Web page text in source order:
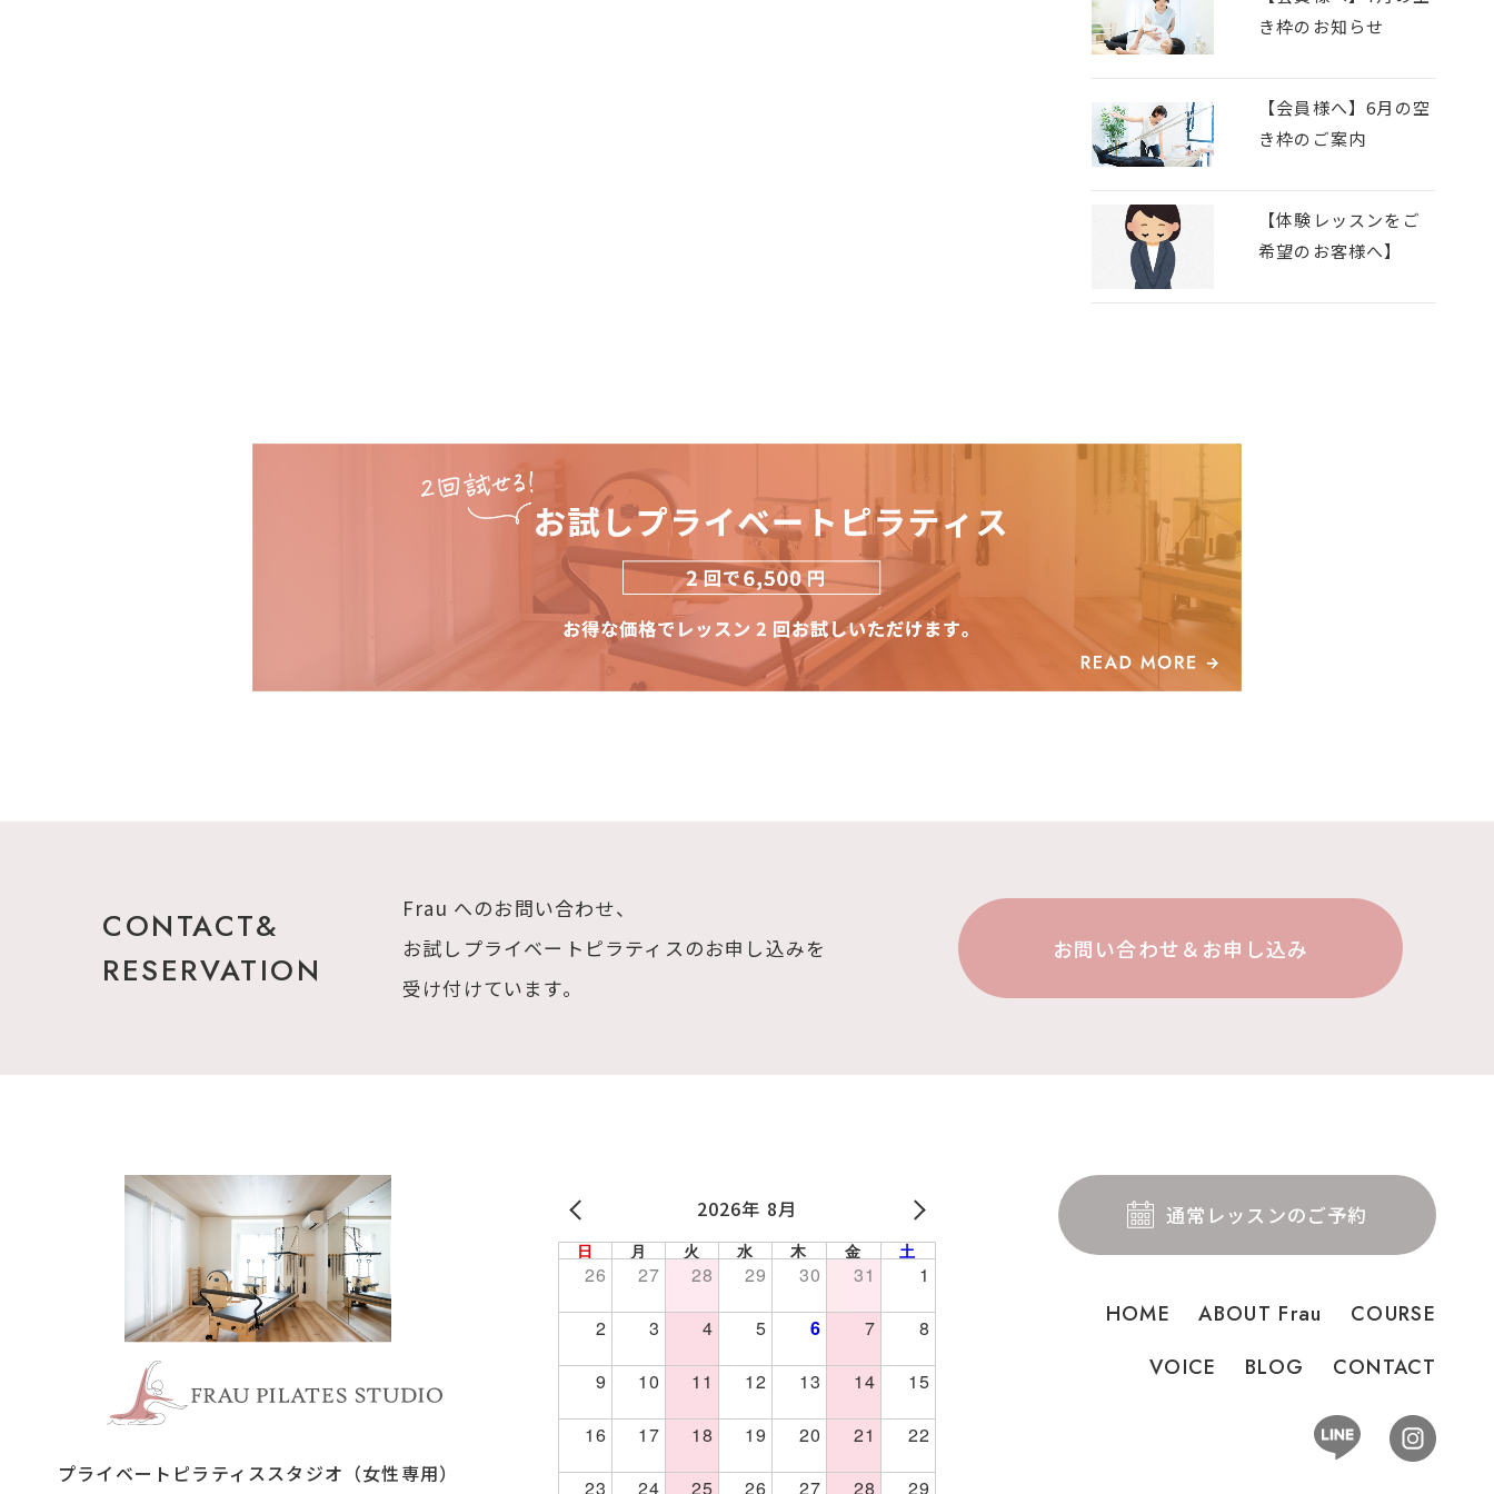
き枠のお知らせ
【会員様へ】6月の空
き枠のご案内
【体験レッスンをご
希望のお客様へ】
CONTACT&
RESERVATION
Frau へのお問い合わせ、
お試しプライベートピラティスのお申し込みを
受け付けています。
お問い合わせ＆お申し込み
浦安市 ピラティススタジオ Frau 女性専用 パーソナル
プライベートピラティススタジオ （女性専用）
2026年 8月
日 月 火 水 木 金 土
26 27 28 29 30 31 1
2 3 4 5 6 7 8
9 10 11 12 13 14 15
16 17 18 19 20 21 22
23 24 25 26 27 28 29
通常レッスンのご予約
HOME ABOUT Frau
COURSE
VOICE
BLOG CONTACT